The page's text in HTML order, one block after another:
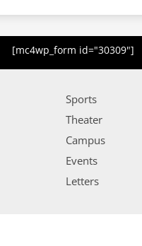
[mc4wp_form id="30309"]
Sports
Theater
Campus
Events
Letters